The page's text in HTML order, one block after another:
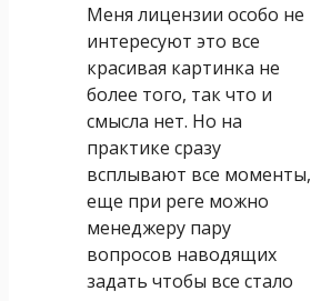
Меня лицензии особо не
интересуют это все
красивая картинка не
более того, так что и
смысла нет. Но на
практике сразу
всплывают все моменты,
еще при реге можно
менеджеру пару
вопросов наводящих
задать чтобы все стало